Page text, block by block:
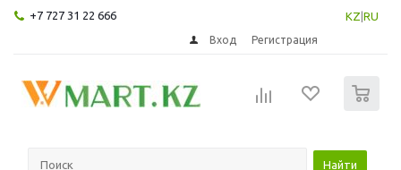
+7 727 31 22 666 KZ RU
Вход Регистрация
Найти